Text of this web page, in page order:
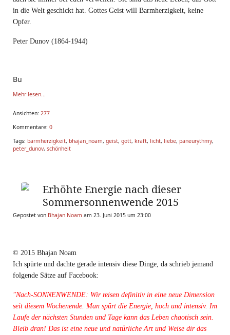
in die Welt geschickt hat. Gottes Geist will Barmherzigkeit, keine
Opfer.
Peter Dunov (1864-1944)
Bu
Mehr lesen...
Ansichten: 277
Kommentare: 0
Tags: barmherzigkeit, bhajan_noam, geist, gott, kraft, licht, liebe, paneurythmy,
peter_dunov, schönheit
Erhöhte Energie nach dieser
Sommersonnenwende 2015
Gepostet von Bhajan Noam am 23. Juni 2015 um 23:00
© 2015 Bhajan Noam​
Ich spürte und dachte gerade intensiv diese Dinge, da schrieb jemand
folgende Sätze auf Facebook:
"Nach-SONNENWENDE: Wir reisen definitiv in eine neue Dimension
seit diesem Wochenende. Man spürt die Energie, hoch und intensiv. Im
Laufe der nächsten Stunden und Tage kann das Leben chaotisch sein.
Bleib dran! Das ist eine neue und natürliche Art und Weise dir das